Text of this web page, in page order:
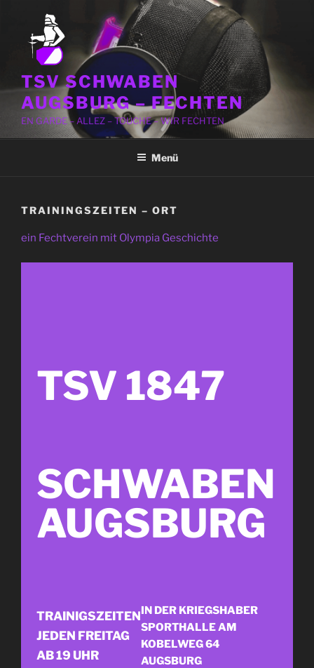
springen
TSV SCHWABEN
AUGSBURG – FECHTEN
EN GARDE – ALLEZ – TOUCHE – WIR FECHTEN
Menü
TRAININGSZEITEN – ORT
ein Fechtverein mit Olympia Geschichte
TSV 1847
SCHWABEN
AUGSBURG
TRAINIGSZEITEN
JEDEN FREITAG
AB 19 UHR
IN DER KRIEGSHABER
SPORTHALLE AM
KOBELWEG 64
AUGSBURG